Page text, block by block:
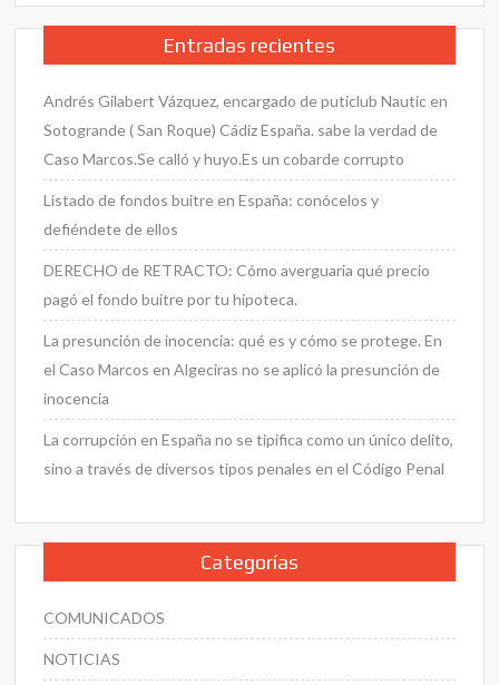
Entradas recientes
Andrés Gilabert Vázquez, encargado de puticlub Nautic en
Sotogrande ( San Roque) Cádiz España. sabe la verdad de
Caso Marcos.Se calló y huyo.Es un cobarde corrupto
Listado de fondos buitre en España: conócelos y
defiéndete de ellos
DERECHO de RETRACTO: Cómo averguaria qué precio
pagó el fondo buitre por tu hipoteca.
La presunción de inocencia: qué es y cómo se protege. En
el Caso Marcos en Algeciras no se aplicó la presunción de
inocencia
La corrupción en España no se tipifica como un único delito,
sino a través de diversos tipos penales en el Código Penal
Categorías
COMUNICADOS
NOTICIAS